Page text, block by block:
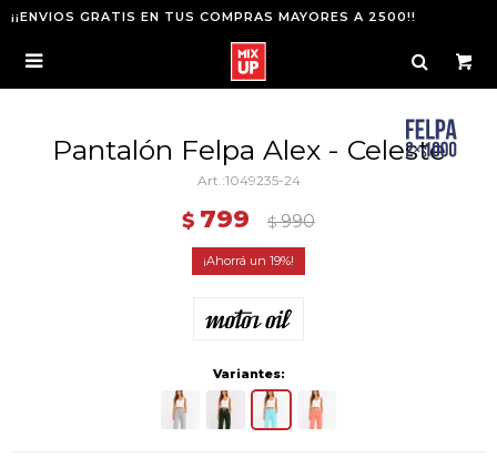
¡¡ENVIOS GRATIS EN TUS COMPRAS MAYORES A 2500!!

Pantalón Felpa Alex - Celeste
1049235-24
$ 799 $ 990
19
Variantes: